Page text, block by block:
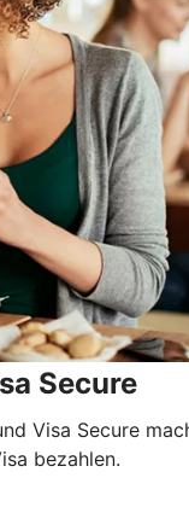
Secure
Visa Secure
bezahlen.